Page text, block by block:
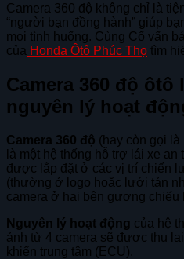
Camera 360 độ không chỉ là
“người bạn đồng hành” giúp
mọi tình huống. Cùng Cố vấn
của Honda Ôtô Phúc Thọ tìm
Camera 360 độ ôtô
nguyên lý hoạt
Camera 360 độ (hay còn gọi là
là một hệ thống hỗ trợ lái xe an
được lắp đặt ở các vị trí chiến
(thường ở logo hoặc lưới tản
camera ở hai bên gương chiếu
Nguyên lý hoạt động của hệ
ảnh từ 4 camera sẽ được thu
khiển trung tâm (ECU).